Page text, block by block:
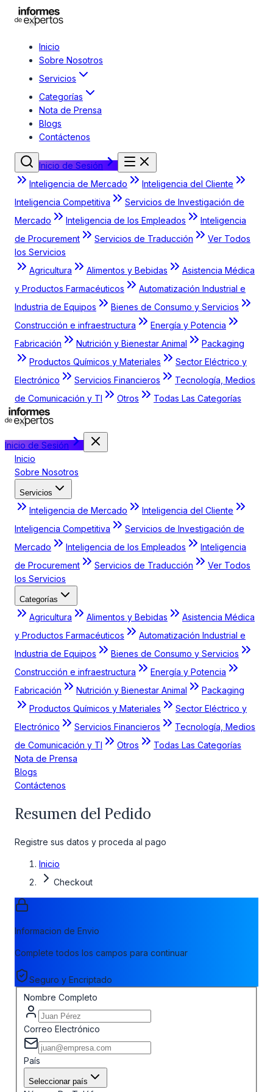
Inicio
Sobre Nosotros
Servicios
Categorías
Nota de Prensa
Blogs
Contáctenos
Inicio de Sesión
Inteligencia de Mercado
Inteligencia del Cliente
Inteligencia Competitiva
Servicios de Investigación de
Mercado
Inteligencia de los Empleados
Inteligencia
de Procurement
Servicios de Traducción
Ver Todos
los Servicios
Agricultura
Alimentos y Bebidas
Asistencia Médica
y Productos Farmacéuticos
Automatización Industrial e
Industria de Equipos
Bienes de Consumo y Servicios
Construcción e infraestructura
Energía y Potencia
Fabricación
Nutrición y Bienestar Animal
Packaging
Productos Químicos y Materiales
Sector Eléctrico y
Electrónico
Servicios Financieros
Tecnología, Medios
de Comunicación y TI
Otros Todas Las Categorías
Inicio de Sesión
Inicio
Sobre Nosotros
Servicios
Inteligencia de Mercado
Inteligencia del Cliente
Inteligencia Competitiva
Servicios de Investigación de
Mercado
Inteligencia de los Empleados
Inteligencia
de Procurement
Servicios de Traducción
Ver Todos
los Servicios
Categorías
Agricultura Alimentos y Bebidas
Asistencia Médica
y Productos Farmacéuticos
Automatización Industrial e
Industria de Equipos
Bienes de Consumo y Servicios
Construcción e infraestructura
Energía y Potencia
Fabricación
Nutrición y Bienestar Animal
Packaging
Productos Químicos y Materiales
Sector Eléctrico y
Electrónico
Servicios Financieros
Tecnología, Medios
de Comunicación y TI
Otros
Todas Las Categorías
Nota de Prensa
Blogs
Contáctenos
Resumen del Pedido
Registre sus datos y proceda al pago
Inicio
Checkout
Informacion de Envio
Complete todos los campos para continuar
Seguro y Encriptado
Nombre Completo
Correo Electrónico
País
Seleccionar país